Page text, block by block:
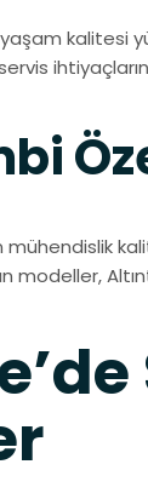
kalitesi
modeller,